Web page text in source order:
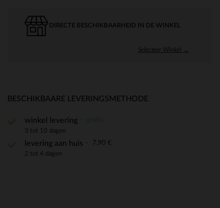
DIRECTE BESCHIKBAARHEID IN DE WINKEL
Selecteer Winkel →
BESCHIKBAARE LEVERINGSMETHODE
winkel levering
3 tot 10 dagen
levering aan huis 7,90 €
2 tot 4 dagen